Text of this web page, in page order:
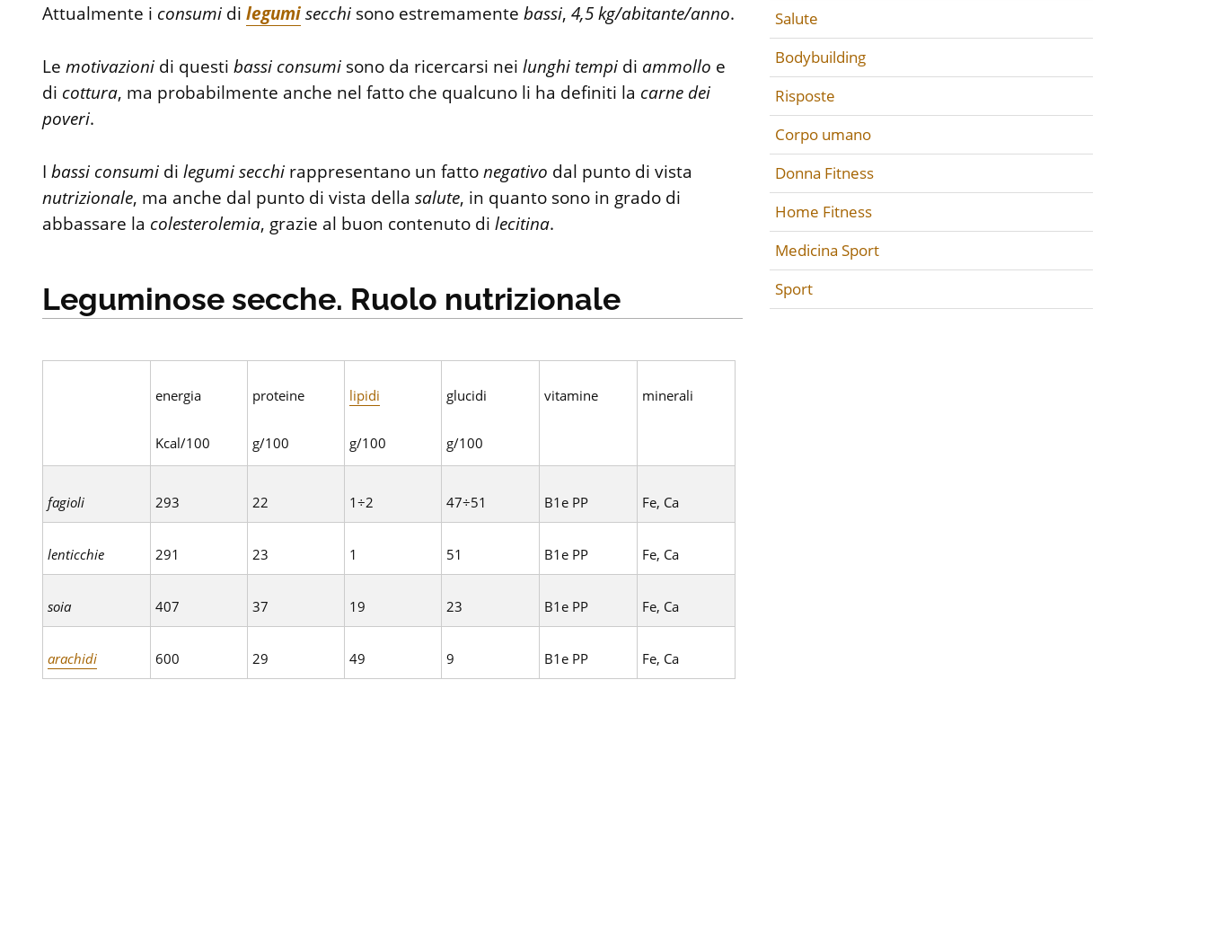
Attualmente i consumi di legumisecchi sono estremamentebassi,4,5 kg/abitante/anno.
Lemotivazioni di questibassi consumi sono da ricercarsi neilunghi tempi di ammollo e
di cottura, ma probabilmente anche nel fatto che qualcuno li ha definiti la carne dei
poveri.
Ibassi consumi dilegumisecchi rappresentano un fattonegativo dal punto di vista
nutrizionale, ma anche dal punto di vista dellasalute, in quanto sono in grado di
abbassare la colesterolemia, grazie al buon contenuto dilecitina.
Leguminose secche. Ruolo nutrizionale
energia
Kcal/100
proteine
g/100
lipidi
g/100
glucidi
g/100
vitamine minerali
fagioli 293 22 1÷2 47÷51 B1e PP Fe, Ca
lenticchie 291 23 1 51 B1e PP Fe, Ca
soia 407 37 19 23 B1e PP Fe, Ca
arachidi 600 29 49 9 B1e PP Fe, Ca
Salute
Bodybuilding
Risposte
Corpo umano
Donna Fitness
Home Fitness
Medicina Sport
Sport